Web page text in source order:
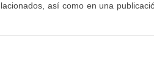
así como en una